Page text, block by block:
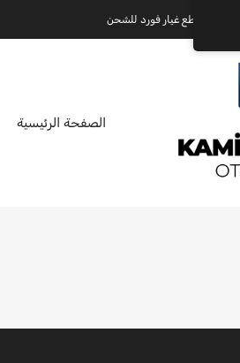
- عالم قطع غيار فورد للشحن
الصفحة الرئيسية